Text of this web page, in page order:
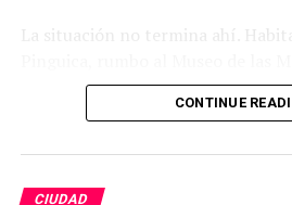
La situación no termina ahí.
nuevamente carecen de
caminar por ese lugar durante la
las autoridades. Señalan que, pese
CONTINUE
CIUDAD